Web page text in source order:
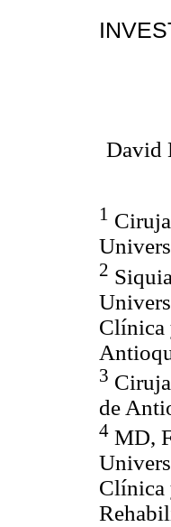
David
1
2
Clínica
3
de
4 MD,
Clínica